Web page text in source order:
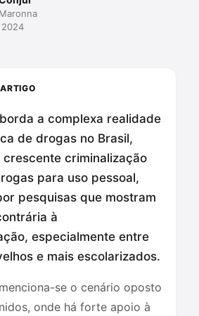
a complexa realidade
de drogas no Brasil,
criminalização
para uso pessoal,
pesquisas que mostram
à
especialmente entre
e mais escolarizados.
se o cenário oposto
onde há forte apoio à